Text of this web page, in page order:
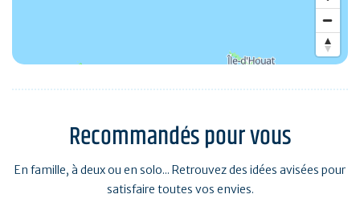
Recommandés pour vous
En famille, à deux ou en solo... Retrouvez des idées avisées pour
satisfaire toutes vos envies.